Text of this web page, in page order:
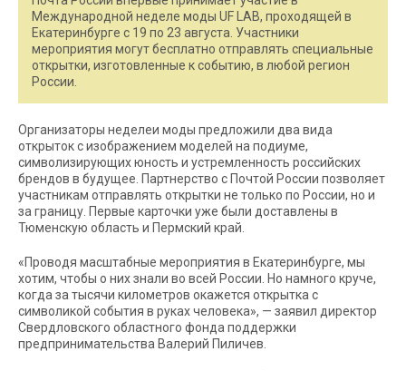
Международной неделе моды UF LAB, проходящей в
Екатеринбурге с 19 по 23 августа. Участники
мероприятия могут бесплатно отправлять специальные
открытки, изготовленные к событию, в любой регион
России.
Организаторы неделеи моды предложили два вида
открыток с изображением моделей на подиуме,
символизирующих юность и устремленность российских
брендов в будущее. Партнерство с Почтой России позволяет
участникам отправлять открытки не только по России, но и
за границу. Первые карточки уже были доставлены в
Тюменскую область и Пермский край.
«Проводя масштабные мероприятия в Екатеринбурге, мы
хотим, чтобы о них знали во всей России. Но намного круче,
когда за тысячи километров окажется открытка с
символикой события в руках человека», — заявил директор
Свердловского областного фонда поддержки
предпринимательства Валерий Пиличев.